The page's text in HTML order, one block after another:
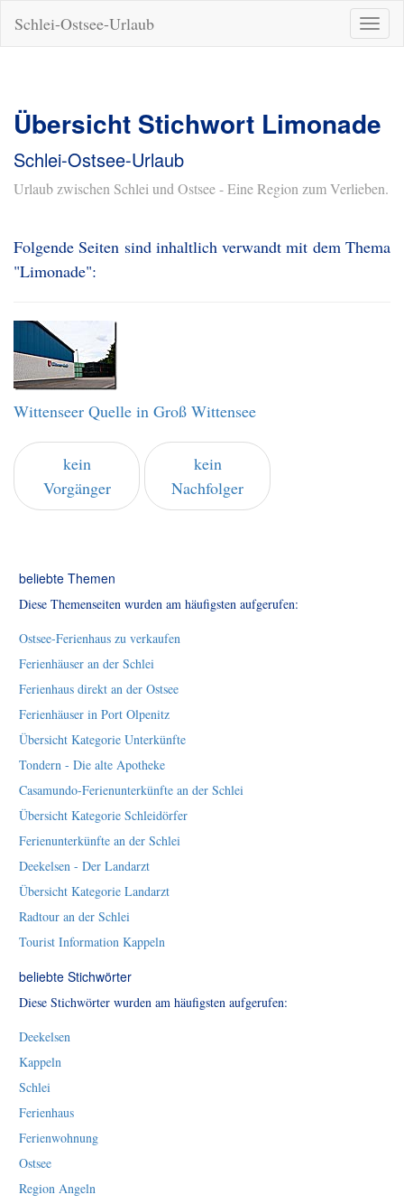
ein-/
Schlei-Ostsee-Urlaub
Übersicht Stichwort Limonade
Schlei-Ostsee-Urlaub
Urlaub zwischen Schlei und Ostsee - Eine Region zum Verlieben.
Folgende Seiten sind inhaltlich verwandt mit dem Thema
"Limonade":
Wittenseer Quelle in Groß Wittensee
kein
Vorgänger
kein
Nachfolger
beliebte Themen
Diese Themenseiten wurden am häufigsten aufgerufen:
Ostsee-Ferienhaus zu verkaufen
Ferienhäuser an der Schlei
Ferienhaus direkt an der Ostsee
Ferienhäuser in Port Olpenitz
Übersicht Kategorie Unterkünfte
Tondern - Die alte Apotheke
Casamundo-Ferienunterkünfte an der Schlei
Übersicht Kategorie Schleidörfer
Ferienunterkünfte an der Schlei
Deekelsen - Der Landarzt
Übersicht Kategorie Landarzt
Radtour an der Schlei
Tourist Information Kappeln
beliebte Stichwörter
Diese Stichwörter wurden am häufigsten aufgerufen:
Deekelsen
Kappeln
Schlei
Ferienhaus
Ferienwohnung
Ostsee
Region Angeln